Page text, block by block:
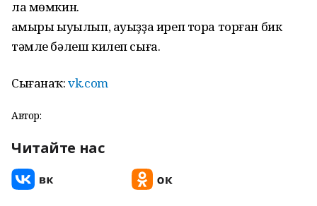
ла мөмкин.
Ҡамыры ыуылып, ауыҙҙа иреп тора торған бик
тәмле бәлеш килеп сыға.
Сығанаҡ:vk.com
Автор:
Читайте нас